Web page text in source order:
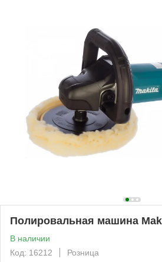
Полировальная машина
В наличии
Код: 16212
Розница